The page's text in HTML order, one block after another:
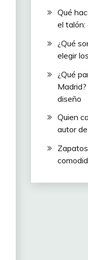
Qué
el
¿Qué
elegir
¿Qué
diseño
Quien
autor